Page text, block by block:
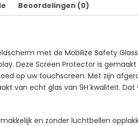
Beoordelingen (0)
met de Mobilize Safety
Deze Screen Protector is
op uw touchscreen. Met zijn
van echt glas van 9H kwaliteit.
en zonder luchtbellen